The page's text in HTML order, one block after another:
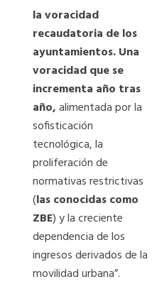
la voracidad
recaudatoria de los
ayuntamientos. Una
voracidad que se
incrementa año tras
año,alimentada por la
sofisticación
tecnológica, la
proliferación de
normativas restrictivas
(las conocidas como
ZBE) y la creciente
dependencia de los
ingresos derivados de la
movilidad urbana”.